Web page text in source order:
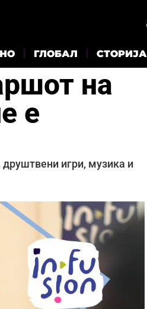
ГЛОБАЛ СТОРИЈА
на
е
игри, музика и